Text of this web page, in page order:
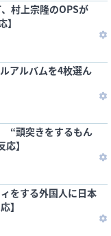
村上宗隆のOPSが
アルバムを4枚選ん
“頭突きをするもん
】
をする外国人に日本
】